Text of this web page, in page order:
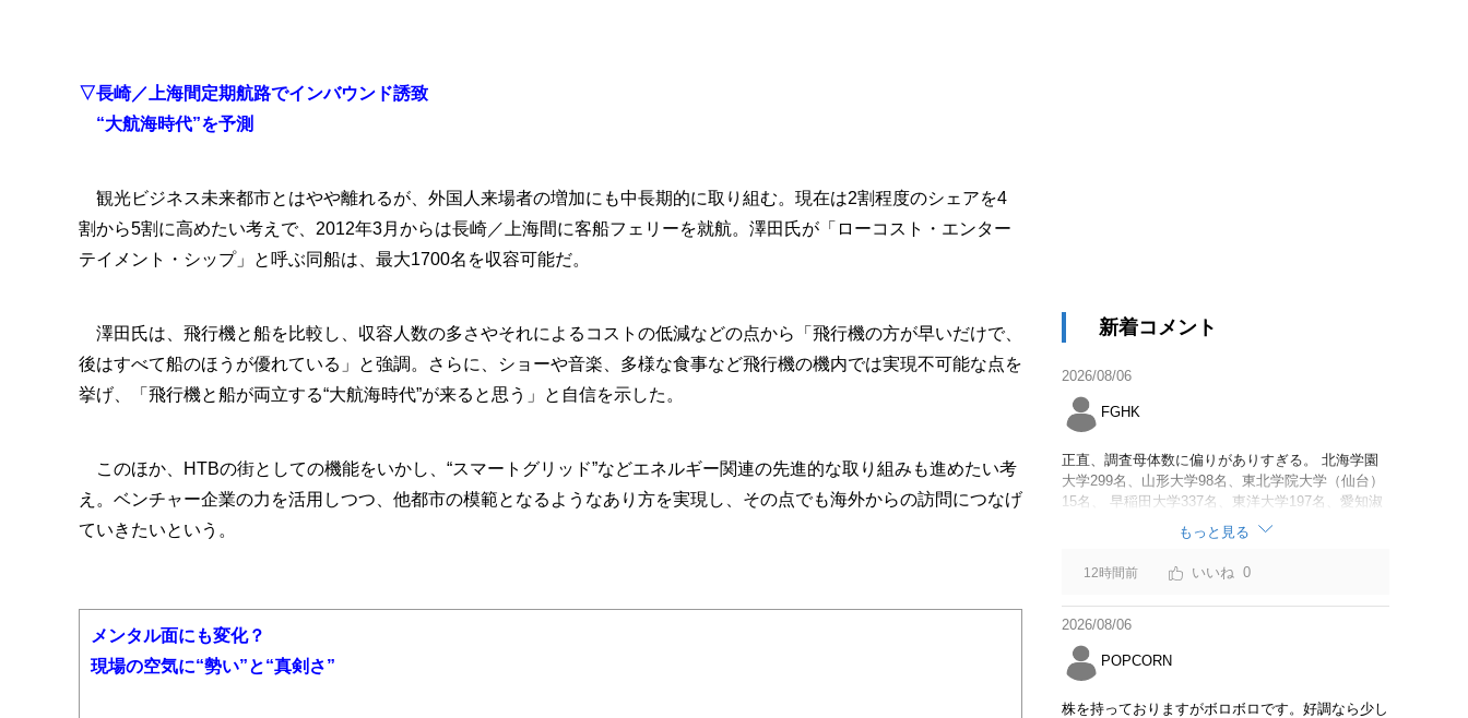
▽長崎／上海間定期航路でインバウンド誘致
“大航海時代”を予測
観光ビジネス未来都市とはやや離れるが、外国人来場者の増加にも中長期的に取り組む。現在は2割程度のシェアを4
割から5割に高めたい考えで、2012年3月からは長崎／上海間に客船フェリーを就航。澤田氏が「ローコスト・エンター
テイメント・シップ」と呼ぶ同船は、最大1700名を収容可能だ。
澤田氏は、飛行機と船を比較し、収容人数の多さやそれによるコストの低減などの点から「飛行機の方が早いだけで、
後はすべて船のほうが優れている」と強調。さらに、ショーや音楽、多様な食事など飛行機の機内では実現不可能な点を
挙げ、「飛行機と船が両立する“大航海時代”が来ると思う」と自信を示した。
このほか、HTBの街としての機能をいかし、“スマートグリッド”などエネルギー関連の先進的な取り組みも進めたい考
え。ベンチャー企業の力を活用しつつ、他都市の模範となるようなあり方を実現し、その点でも海外からの訪問につなげ
ていきたいという。
メンタル面にも変化？
現場の空気に“勢い”と“真剣さ”
新着コメント
2026/08/06
FGHK
正直、調査母体数に偏りがありすぎる。 北海学園
大学299名、山形大学98名、東北学院大学（仙台）
15名、 早稲田大学337名、東洋大学197名、愛知淑
徳大学60名、 追手門学院大学（大阪）137名、安田
女子大学（広島）45名、 福岡大学62名、名桜大学
（沖縄）111名 調査と呼べるような内容でもない。
「Z世代の大学生海外旅行意識アンケート結果」に
変えた方が良いのでは？
もっと見る
12時間前 0
2026/08/06
POPCORN
株を持っておりますがボロボロです。好調なら少し